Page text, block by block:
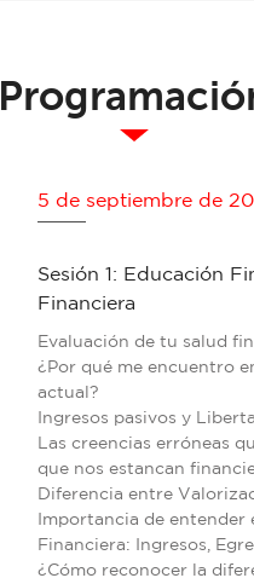
5 de septiembre de
Sesión 1: Educación
Financiera
Evaluación de tu salud
¿Por qué me encuentro
actual?
Ingresos pasivos y
Las creencias erróneas
que nos estancan
Diferencia entre
Importancia de entender
Financiera: Ingresos,
¿Cómo reconocer la